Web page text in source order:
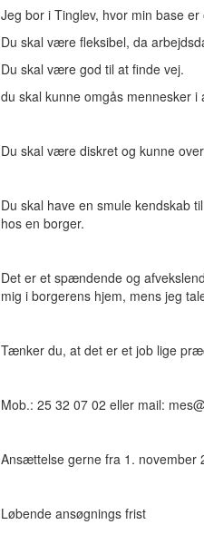
Jeg bor i Tinglev, hvor min base
Du skal være fleksibel, da
Du skal være god til at finde vej.
du skal kunne omgås mennesker
Du skal være diskret og kunne
Du skal have en smule kendskab
hos en borger.
Det er et spændende og
mig i borgerens hjem, mens jeg
Tænker du, at det er et job lige
Mob.: 25 32 07 02 eller mail:
Ansættelse gerne fra 1. november
Løbende ansøgnings frist